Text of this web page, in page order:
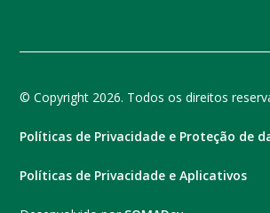
© Copyright 2026. Todos os direitos
Políticas de Privacidade e Proteção de
Políticas de Privacidade e Aplicativos